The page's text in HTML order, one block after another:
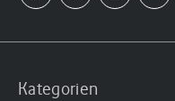
Kategorien